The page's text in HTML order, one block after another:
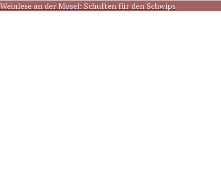
Weinlese an der Mosel: Schuften für den Schwips